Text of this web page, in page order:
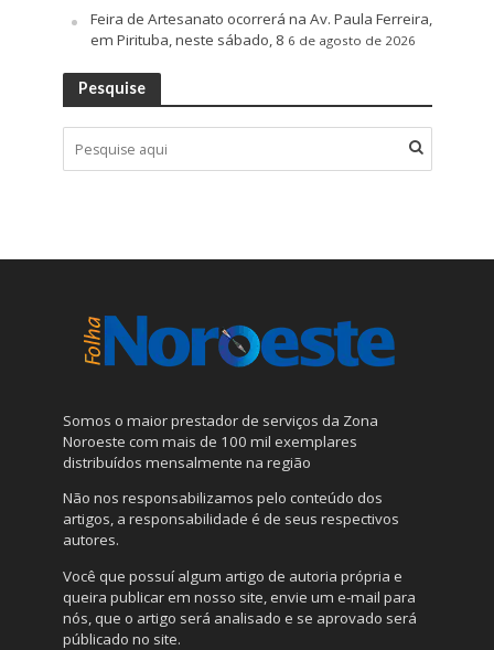
Feira de Artesanato ocorrerá na Av. Paula Ferreira,
em Pirituba, neste sábado, 8 6 de agosto de 2026
Pesquise
Somos o maior prestador de serviços da Zona
Noroeste com mais de 100 mil exemplares
distribuídos mensalmente na região
Não nos responsabilizamos pelo conteúdo dos
artigos, a responsabilidade é de seus respectivos
autores.
Você que possuí algum artigo de autoria própria e
queira publicar em nosso site, envie um e-mail para
nós, que o artigo será analisado e se aprovado será
públicado no site.